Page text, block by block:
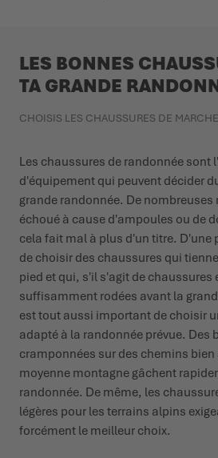
LES BONNES
TA GRANDE
CHOISIS LES CHAUSSURES DE
Les chaussures de randonnée sont
d'équipement qui peuvent décider
grande randonnée. De
échoué à cause d'ampoules ou de
cela fait mal à plus d'un titre.
de choisir des chaussures qui
pied et qui, s'il s'agit de chaussures
suffisamment rodées avant la
est tout aussi important de choisir
adapté à la randonnée prévue. Des
cramponnées sur des chemins bien
moyenne montagne gâchent
randonnée. De même, les
légères pour les terrains alpins
forcément le meilleur choix.